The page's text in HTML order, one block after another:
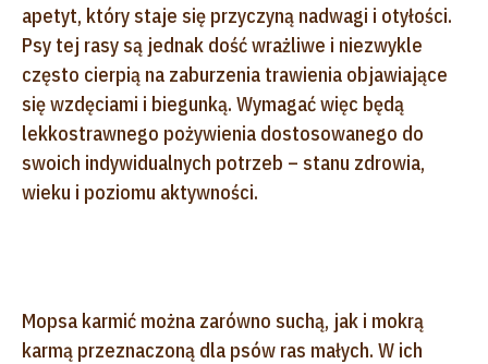
apetyt, który staje się przyczyną nadwagi i otyłości.
Psy tej rasy są jednak dość wrażliwe i niezwykle
często cierpią na zaburzenia trawienia objawiające
się wzdęciami i biegunką. Wymagać więc będą
lekkostrawnego pożywienia dostosowanego do
swoich indywidualnych potrzeb – stanu zdrowia,
wieku i poziomu aktywności.
Mopsa karmić można zarówno suchą, jak i mokrą
karmą przeznaczoną dla psów ras małych. W ich